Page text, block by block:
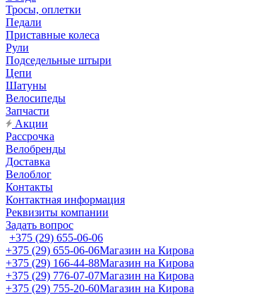
Тросы, оплетки
Педали
Приставные колеса
Рули
Подседельные штыри
Цепи
Шатуны
Велосипеды
Запчасти
Акции
Рассрочка
Велобренды
Доставка
Велоблог
Контакты
Контактная информация
Реквизиты компании
Задать вопрос
+375 (29) 655-06-06
+375 (29) 655-06-06Магазин на Кирова
+375 (29) 166-44-88Магазин на Кирова
+375 (29) 776-07-07Магазин на Кирова
+375 (29) 755-20-60Магазин на Кирова